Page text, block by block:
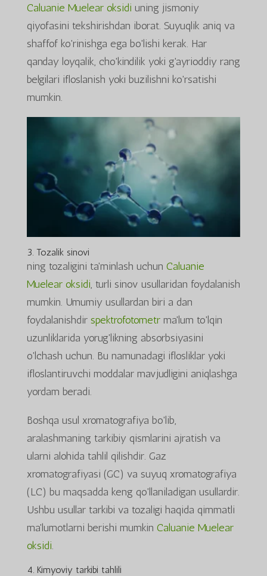
Caluanie Muelear oksidi uning jismoniy
qiyofasini tekshirishdan iborat. Suyuqlik aniq va
shaffof ko'rinishga ega bo'lishi kerak. Har
qanday loyqalik, cho'kindilik yoki g'ayrioddiy rang
belgilari ifloslanish yoki buzilishni ko'rsatishi
mumkin.
3. Tozalik sinovi
ning tozaligini ta'minlash uchun Caluanie
Muelear oksidi, turli sinov usullaridan foydalanish
mumkin. Umumiy usullardan biri a dan
foydalanishdir spektrofotometrma'lum to'lqin
uzunliklarida yorug'likning absorbsiyasini
o'lchash uchun. Bu namunadagi iflosliklar yoki
ifloslantiruvchi moddalar mavjudligini aniqlashga
yordam beradi.
Boshqa usul xromatografiya bo'lib,
aralashmaning tarkibiy qismlarini ajratish va
ularni alohida tahlil qilishdir. Gaz
xromatografiyasi (GC) va suyuq xromatografiya
(LC) bu maqsadda keng qo'llaniladigan usullardir.
Ushbu usullar tarkibi va tozaligi haqida qimmatli
ma'lumotlarni berishi mumkin Caluanie Muelear
oksidi.
4. Kimyoviy tarkibi tahlili